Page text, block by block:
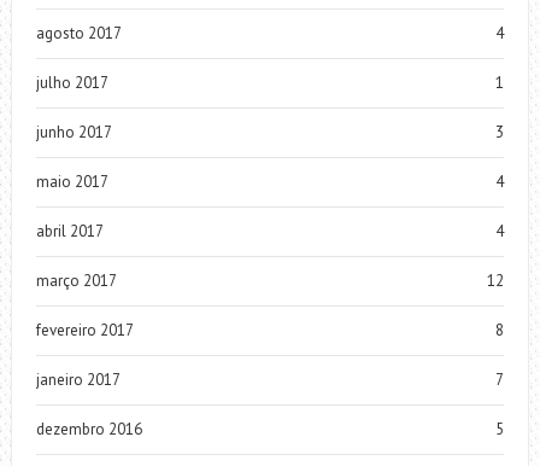
agosto 2017 4
julho 2017 1
junho 2017 3
maio 2017 4
abril 2017 4
março 2017 12
fevereiro 2017 8
janeiro 2017 7
dezembro 2016 5